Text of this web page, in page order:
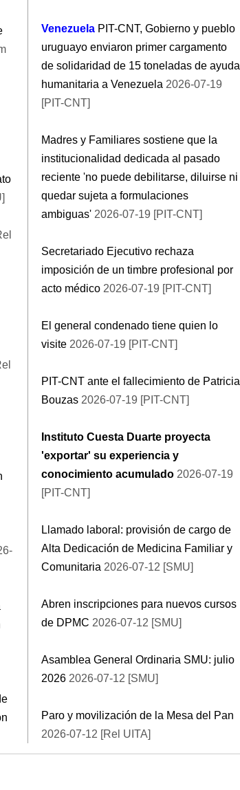
Venezuela PIT-CNT, Gobierno y pueblo
uruguayo enviaron primer cargamento
de solidaridad de 15 toneladas de ayuda
humanitaria a Venezuela 2026-07-19
[PIT-CNT]
Madres y Familiares sostiene que la
institucionalidad dedicada al pasado
reciente 'no puede debilitarse, diluirse ni
quedar sujeta a formulaciones
ambiguas' 2026-07-19 [PIT-CNT]
Secretariado Ejecutivo rechaza
imposición de un timbre profesional por
acto médico 2026-07-19 [PIT-CNT]
El general condenado tiene quien lo
visite 2026-07-19 [PIT-CNT]
PIT-CNT ante el fallecimiento de Patricia
Bouzas 2026-07-19 [PIT-CNT]
Instituto Cuesta Duarte proyecta
'exportar' su experiencia y
conocimiento acumulado 2026-07-19
[PIT-CNT]
Llamado laboral: provisión de cargo de
Alta Dedicación de Medicina Familiar y
Comunitaria 2026-07-12 [SMU]
Abren inscripciones para nuevos cursos
de DPMC 2026-07-12 [SMU]
Asamblea General Ordinaria SMU: julio
2026 2026-07-12 [SMU]
Paro y movilización de la Mesa del Pan
2026-07-12 [Rel UITA]